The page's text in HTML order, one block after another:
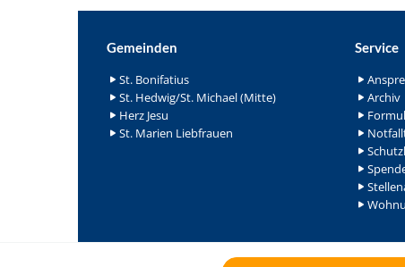
Gemeinden
St. Bonifatius
St. Hedwig/St. Michael (Mitte)
Herz Jesu
St. Marien Liebfrauen
Service
Archiv